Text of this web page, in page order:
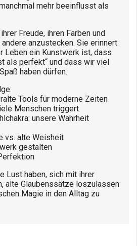
mehr beeinflusst als
Freude, ihren Farben und
anzustecken. Sie erinnert
Leben ein Kunstwerk ist, dass
als perfekt“ und dass wir viel
haben dürfen.
Tools für moderne Zeiten
Menschen triggert
unsere Wahrheit
vs. alte Weisheit
gestalten
Lust haben, sich mit ihrer
alte Glaubenssätze loszulassen
Magie in den Alltag zu